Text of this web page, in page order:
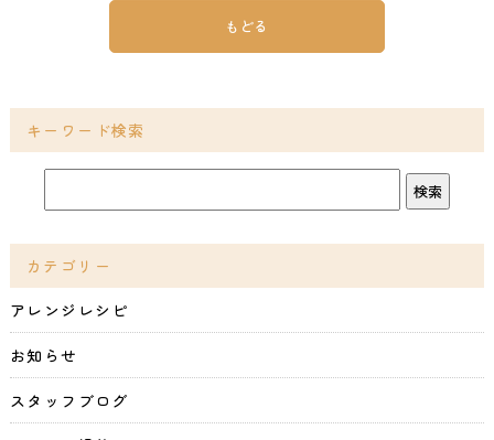
もどる
キーワード検索
カテゴリー
アレンジレシピ
お知らせ
スタッフブログ